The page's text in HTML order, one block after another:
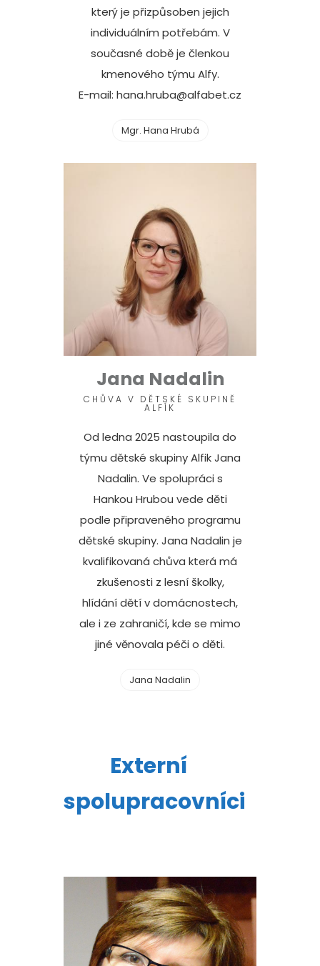
který je přizpůsoben jejich
individuálním potřebám. V
současné době je členkou
kmenového týmu Alfy.
E-mail: hana.hruba@alfabet.cz
Mgr. Hana Hrubá
Jana Nadalin
CHŮVA V DĚTSKÉ SKUPINĚ
ALFÍK
Od ledna 2025 nastoupila do
týmu dětské skupiny Alfik Jana
Nadalin. Ve spolupráci s
Hankou Hrubou vede děti
podle připraveného programu
dětské skupiny. Jana Nadalin je
kvalifikovaná chůva která má
zkušenosti z lesní školky,
hlídání dětí v domácnostech,
ale i ze zahraničí, kde se mimo
jiné věnovala péči o děti.
Jana Nadalin
Externí
spolupracovníci